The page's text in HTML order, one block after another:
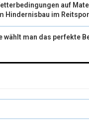
auf
Hindernisbau im
wählt man das perfekte